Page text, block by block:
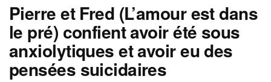
Pierre et Fred (L’amour est dans
le pré) confient avoir été sous
anxiolytiques et avoir eu des
pensées suicidaires